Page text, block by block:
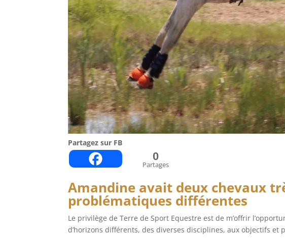
Partagez sur FB
0
Partages
Amandine avait deux chevaux
problématiques différentes
Le privilège de Terre de Sport Equestre est de m’offrir
d’horizons différents, des diverses disciplines, aux objectifs et